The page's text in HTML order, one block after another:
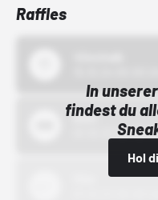
Raffles
In
findest du
Hol
Bstn
01.10.22 00:00